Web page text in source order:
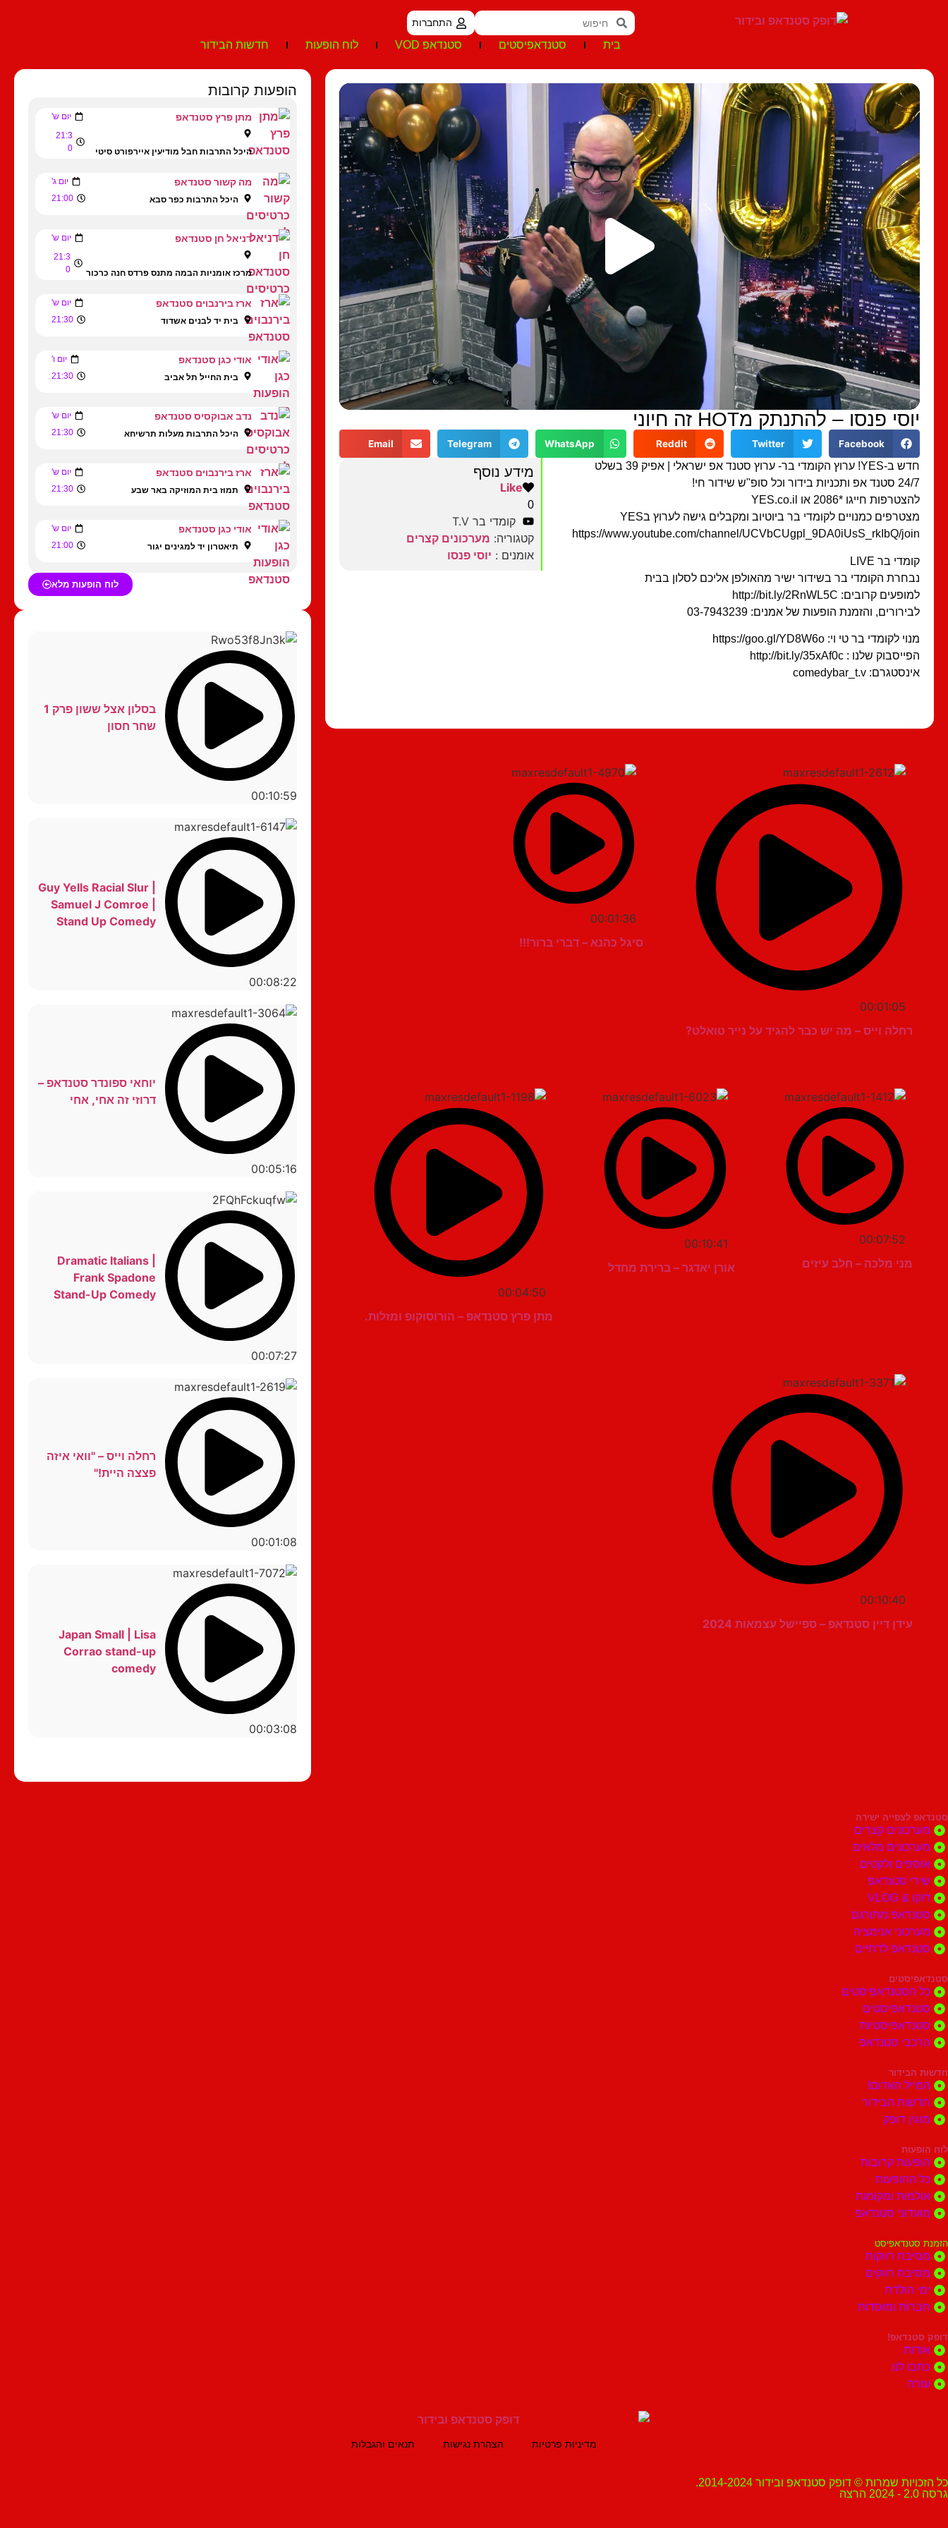
התחברות
בית סטנדאפיסטים סטנדאפ VOD לוח הופעות חדשות הבידור
יוסי פנסו – להתנתק מHOT זה חיוני
Facebook
Twitter
Reddit
WhatsApp
Telegram
Email
חדש ב-YES! ערוץ הקומדי בר- ערוץ סטנד אפ ישראלי | אפיק 39 בשלט
24/7 סטנד אפ ותכניות בידור וכל סופ"ש שידור חי!
להצטרפות חייגו *2086 או YES.co.il
מצטרפים כמנויים לקומדי בר ביוטיוב ומקבלים גישה לערוץ בYES
https://www.youtube.com/channel/UCVbCUgpl_9DA0iUsS_rkIbQ/join
קומדי בר LIVE
נבחרת הקומדי בר בשידור ישיר מהאולפן אליכם לסלון בבית
למופעים קרובים: http://bit.ly/2RnWL5C
לבירורים, והזמנת הופעות של אמנים: 03-7943239
מנוי לקומדי בר טי וי: https://goo.gl/YD8W6o
הפייסבוק שלנו : http://bit.ly/35xAf0c
אינסטגרם: comedybar_t.v
מידע נוסף
Like
0
קומדי בר T.V
קטגוריה: מערכונים קצרים
אומנים : יוסי פנסו
00:01:05
רחלה וייס – מה יש כבר להגיד על נייר טואלט?
00:01:36
סיגל כהנא – דברי ברור!!!
00:07:52
מני מלכה – חלב עיזים
00:10:41
אורן יאדגר – ברירת מחדל
00:04:50
מתן פרץ סטנדאפ – הורוסוקופ ומזלות.
00:10:40
עידן דיין סטנדאפ – ספיישל עצמאות 2024
הופעות קרובות
מתן פרץ סטנדאפ יום ש'
היכל התרבות חבל מודיעין איירפורט סיטי
21:3
0
מה קשור סטנדאפ יום ג'
היכל התרבות כפר סבא 21:00
דניאל חן סטנדאפ יום ש'
מרכז אומניות הבמה מתנס פרדס חנה כרכור
21:3
0
ארז בירנבוים סטנדאפ יום ש'
בית יד לבנים אשדוד 21:30
אודי כגן סטנדאפ יום ו'
בית החייל תל אביב 21:30
נדב אבוקסיס סטנדאפ יום ש'
היכל התרבות מעלות תרשיחא 21:30
ארז בירנבוים סטנדאפ יום ש'
תמוז בית המוזיקה באר שבע 21:30
אודי כגן סטנדאפ יום ש'
תיאטרון יד למגינים יגור 21:00
לוח הופעות מלא
00:10:59
בסלון אצל ששון פרק 1
שחר חסון
00:08:22
Guy Yells Racial Slur |
Samuel J Comroe |
Stand Up Comedy
00:05:16
יוחאי ספונדר סטנדאפ –
דרוזי זה אחי, אחי
00:07:27
Dramatic Italians |
Frank Spadone
Stand-Up Comedy
00:01:08
רחלה וייס – "וואי איזה
פצצה היית!"
00:03:08
Japan Small | Lisa
Corrao stand-up
comedy
סטנדאפ לצפייה ישירה
מערכונים קצרים
מערכונים מלאים
אוספים ולקטים
שירי סטנדאפ
דוקו & VLOG
סטנדאפ מתורגם
מערכוני אנימציה
סטנדאפ לדתיים
סטנדאפיסטים
כל הסטנדאפיסטים
סטנדאפיסטים
סטנדאפיסטיות
הרכבי סטנדאפ
חדשות הבידור
המייל האדום!
חדשות הבידור
מזגין דופק
לוח הופעות
הופעות קרובות
כל ההופעות
אולמות ומקומות
מועדוני סטנדאפ
הזמנת סטנדאפיסט
מסיבת רווקות
מסיבת רווקים
ימי הולדת
חברות ומוסדות
דופק סטנדאפ!
אודות
כתבו לנו
עזרה
מדיניות פרטיות הצהרת נגישות תנאים והגבלות
כל הזכויות שמרות © דופק סטנדאפ ובידור 2014-2024.
גרסה 2.0 - 2024 הרצה